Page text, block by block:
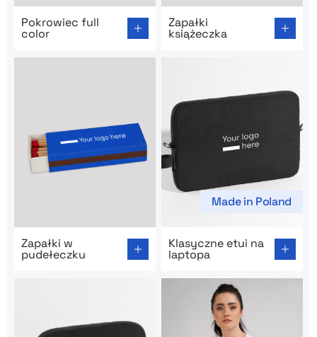
Pokrowiec full
color
Zapałki
książeczka
Zapałki w
pudełeczku
Made in Poland
Klasyczne etui na
laptopa